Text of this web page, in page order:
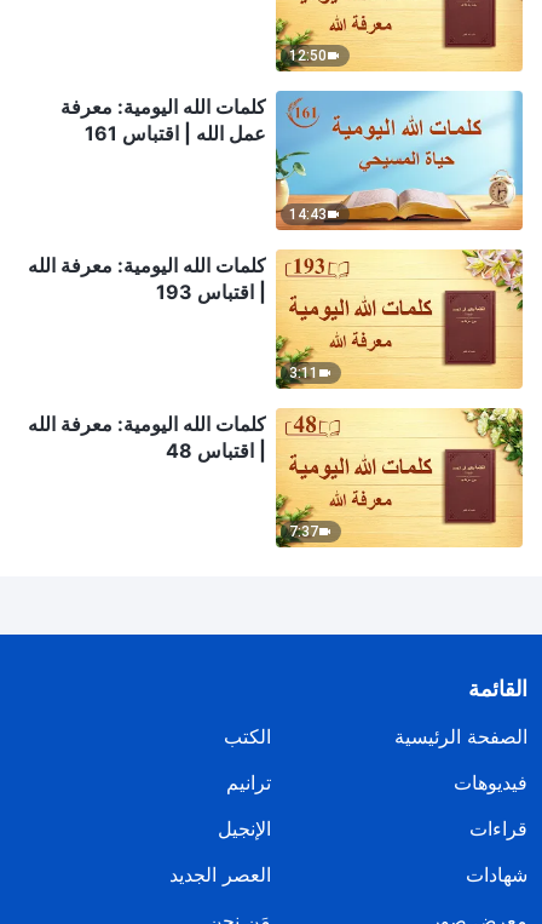
12:50
14:43
كلمات الله اليومية: معرفة
عمل الله | اقتباس 161
3:11
كلمات الله اليومية: معرفة الله
| اقتباس 193
7:37
كلمات الله اليومية: معرفة الله
| اقتباس 48
القائمة
الصفحة الرئيسية
الكتب
فيديوهات
ترانيم
قراءات
الإنجيل
شهادات
العصر الجديد